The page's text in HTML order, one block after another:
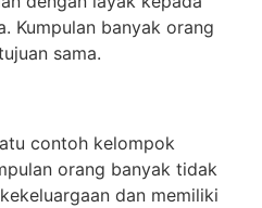
Kumpulan banyak orang
sama.
contoh kelompok
orang banyak tidak
dan memiliki